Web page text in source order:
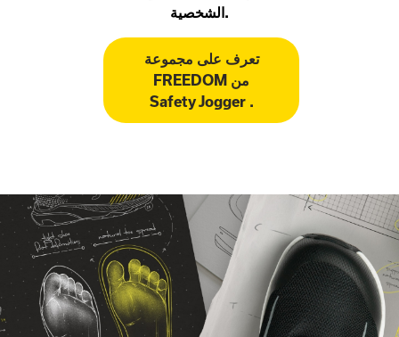
الشخصية.
تعرف على مجموعة
FREEDOM من
Safety Jogger .